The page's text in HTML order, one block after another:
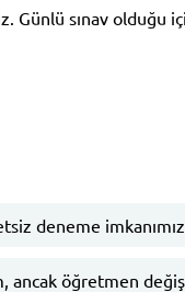
Günlü sınav olduğu
deneme imkanımız
ancak öğretmen